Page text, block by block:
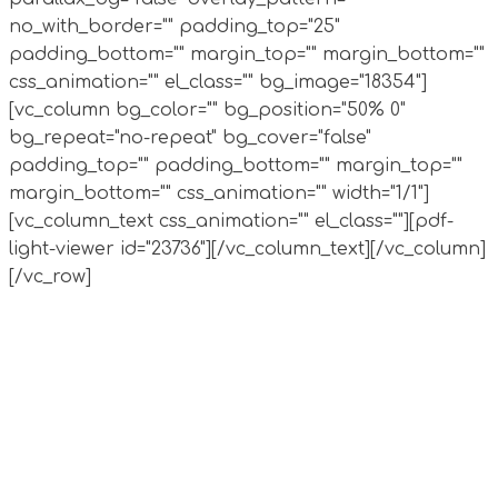
no_with_border="" padding_top="25"
padding_bottom="" margin_top="" margin_bottom=""
css_animation="" el_class="" bg_image="18354"]
[vc_column bg_color="" bg_position="50% 0"
bg_repeat="no-repeat" bg_cover="false"
padding_top="" padding_bottom="" margin_top=""
margin_bottom="" css_animation="" width="1/1"]
[vc_column_text css_animation="" el_class=""][pdf-
light-viewer id="23736"][/vc_column_text][/vc_column]
[/vc_row]